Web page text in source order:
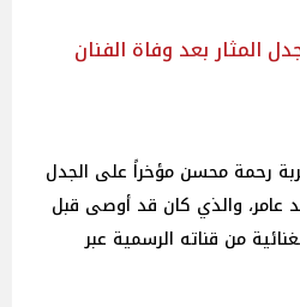
المثار بعد وفاة الفنان
رحمة محسن مؤخراً على الجدل
عامر، والذي كان قد أوصى قبل
من قناته الرسمية عبر